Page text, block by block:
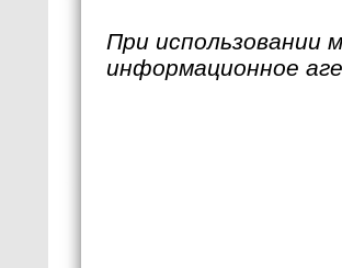
При использовании
информационное